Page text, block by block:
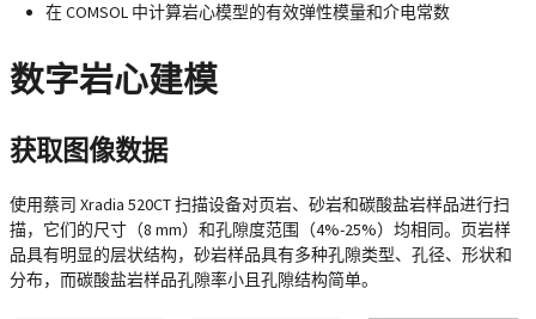
在 COMSOL 中计算岩心模型的有效弹性模量和介电常数
数字岩心建模
获取图像数据
使用蔡司 Xradia 520CT 扫描设备对页岩、砂岩和碳酸盐岩样品进行扫
描，它们的尺寸（8 mm）和孔隙度范围（4%-25%）均相同。页岩样
品具有明显的层状结构，砂岩样品具有多种孔隙类型、孔径、形状和
分布，而碳酸盐岩样品孔隙率小且孔隙结构简单。